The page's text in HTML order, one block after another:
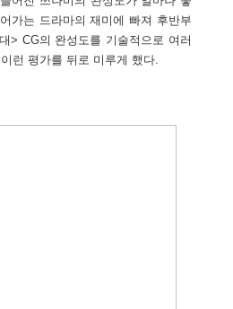
가는 드라마의 재미에 빠져 후반부
> CG의 완성도를 기술적으로 여러
런 평가를 뒤로 미루게 했다.